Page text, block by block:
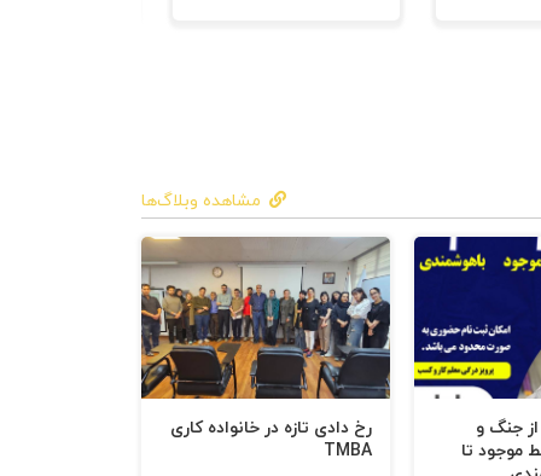
شفاف
پلتفرمی
مشاهده وبلاگ‌ها
از جنگ و
موجود تا
رخ دادی تازه در خانواده کاری
TMBA